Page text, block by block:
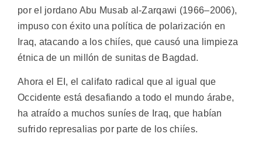
por el jordano Abu Musab al-Zarqawi (1966–2006),
impuso con éxito una política de polarización en
Iraq, atacando a los chiíes, que causó una limpieza
étnica de un millón de sunitas de Bagdad.
Ahora el EI, el califato radical que al igual que
Occidente está desafiando a todo el mundo árabe,
ha atraído a muchos suníes de Iraq, que habían
sufrido represalias por parte de los chiíes.